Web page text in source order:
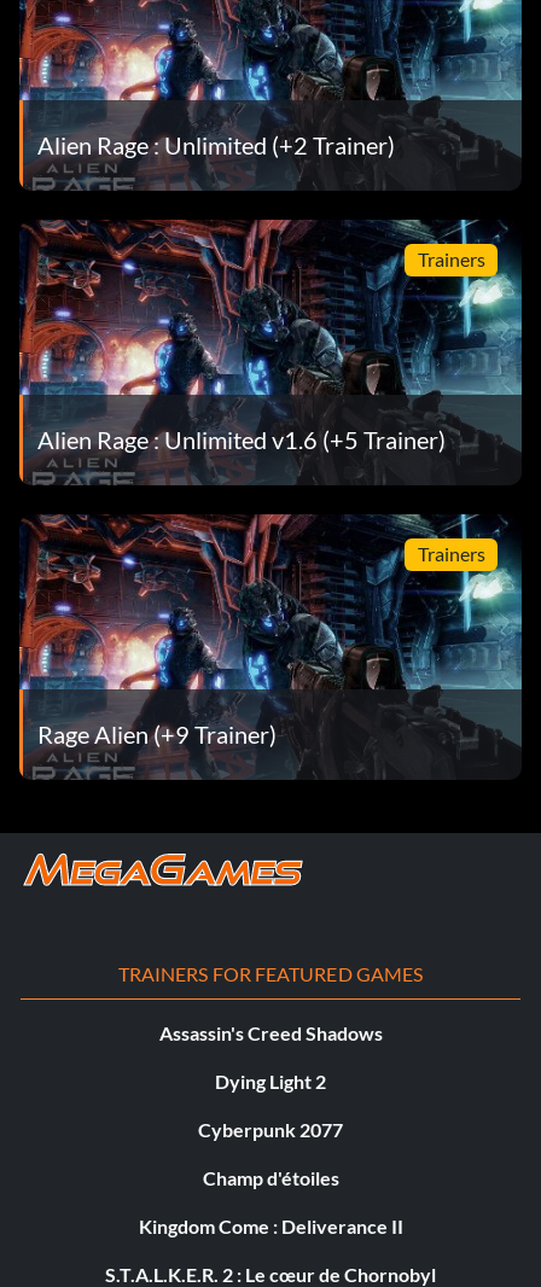
Alien Rage : Unlimited (+2 Trainer)
Trainers
Alien Rage : Unlimited v1.6 (+5 Trainer)
Trainers
Rage Alien (+9 Trainer)
TRAINERS FOR FEATURED GAMES
Assassin's Creed Shadows
Dying Light 2
Cyberpunk 2077
Champ d'étoiles
Kingdom Come : Deliverance II
S.T.A.L.K.E.R. 2 : Le cœur de Chornobyl